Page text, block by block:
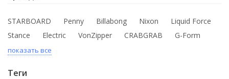
STARBOARD Penny Billabong Nixon
Liquid Force
Stance
Electric VonZipper CRABGRAB G-Form
показать все
Теги